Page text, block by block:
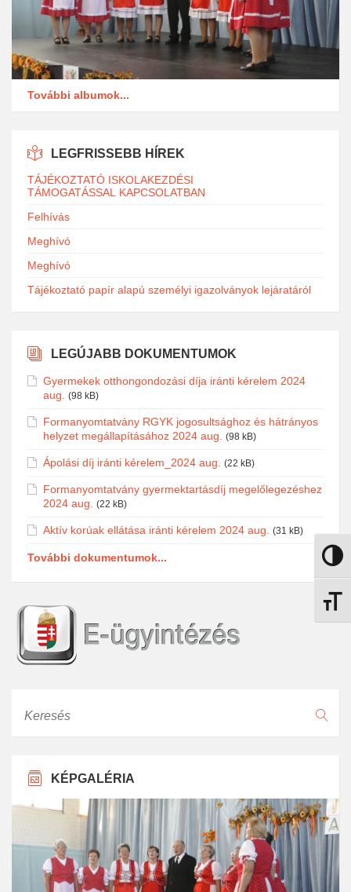
Nagy
További albumok...
LEGFRISSEBB HÍREK
TÁJÉKOZTATÓ ISKOLAKEZDÉSI
TÁMOGATÁSSAL KAPCSOLATBAN
Felhívás
Meghívó
Meghívó
Tájékoztató papír alapú személyi igazolványok lejáratáról
LEGÚJABB DOKUMENTUMOK
Gyermekek otthongondozási díja iránti kérelem 2024
aug.
(98 kB)
Formanyomtatvány RGYK jogosultsághoz és hátrányos
helyzet megállapításához 2024 aug.
(98 kB)
Ápolási díj iránti kérelem_2024 aug. (22 kB)
Formanyomtatvány gyermektartásdíj megelőlegezéshez
2024 aug.
(22 kB)
Aktív korúak ellátása iránti kérelem 2024 aug. (31 kB)
További dokumentumok...
KÉPGALÉRIA